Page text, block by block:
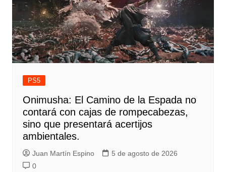
PS5
Onimusha: El Camino de la Espada no
contará con cajas de rompecabezas,
sino que presentará acertijos
ambientales.
Juan Martín Espino
5 de agosto de 2026
0